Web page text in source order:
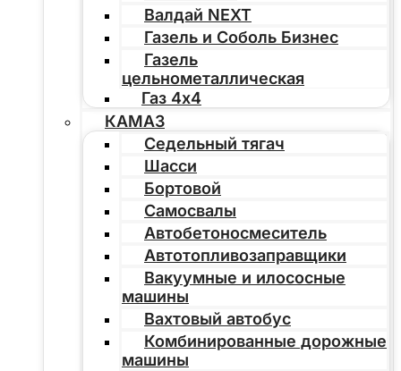
Валдай NEXT
Газель и Соболь Бизнес
Газель
цельнометаллическая
Газ 4х4
КАМАЗ
Седельный тягач
Шасси
Бортовой
Самосвалы
Автобетоносмеситель
Автотопливозаправщики
Вакуумные и илососные
машины
Вахтовый автобус
Комбинированные дорожные
машины